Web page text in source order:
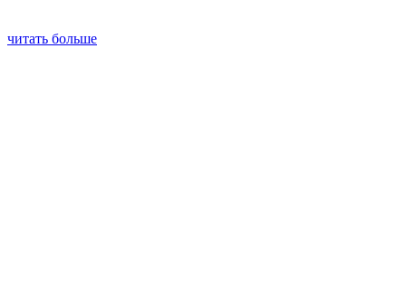
читать больше